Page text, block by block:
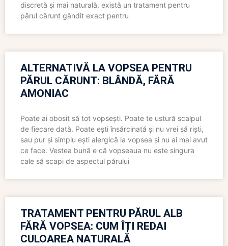
discretă și mai naturală, există un tratament pentru
părul cărunt gândit exact pentru
ALTERNATIVĂ LA VOPSEA PENTRU
PĂRUL CĂRUNT: BLÂNDĂ, FĂRĂ
AMONIAC
Poate ai obosit să tot vopsești. Poate te ustură scalpul
de fiecare dată. Poate ești însărcinată și nu vrei să riști,
sau pur și simplu ești alergică la vopsea și nu ai mai avut
ce face. Vestea bună e că vopseaua nu este singura
cale să scapi de aspectul părului
TRATAMENT PENTRU PĂRUL ALB
FĂRĂ VOPSEA: CUM ÎȚI REDAI
CULOAREA NATURALĂ